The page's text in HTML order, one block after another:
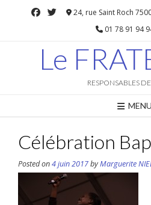
24, rue Saint Roch
01 78 91 94
Le
RESPONSABLES
MENU
Célébration
Posted on4 juin 2017byMarguerite